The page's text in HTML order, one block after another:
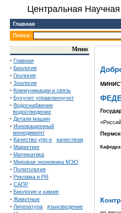
Центральная
Главная
Поиск:
Меню
· Главная
· Биология
· Геология
· Зоология
· Коммуникации и связь
· Бухучет управленчучет
· Водоснабжение
водоотведение
· Детали машин
· Инновационный
менеджмент
· Качество упр-е качеством
· Маркетинг
· Математика
· Мировая экономика МЭО
· Политология
· Реклама и PR
· САПР
· Биология и химия
· Животные
· Литература языковедение
Кафедра